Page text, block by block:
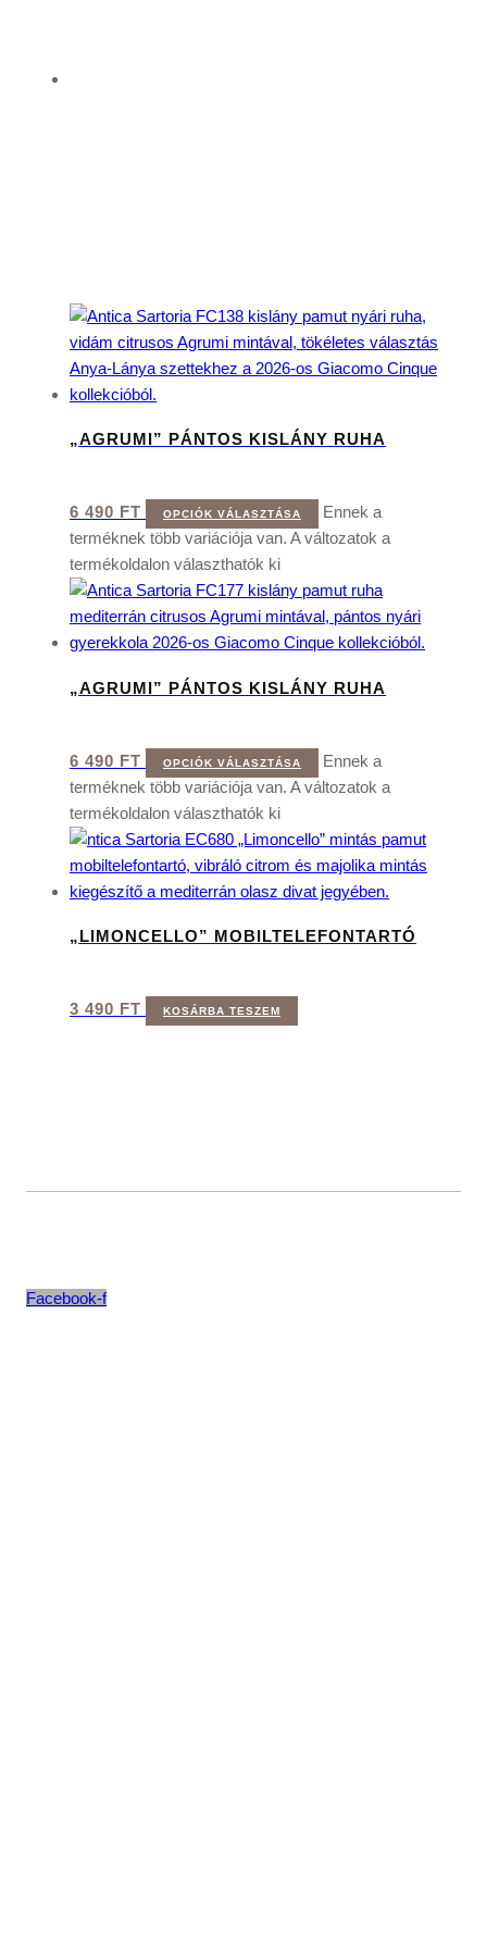
„AGRUMI” PÁNTOS KISLÁNY RUHA
6 490 FT OPCIÓK VÁLASZTÁSA
Ennek a
terméknek több variációja van. A változatok a
termékoldalon választhatók ki
„AGRUMI” PÁNTOS KISLÁNY RUHA
6 490 FT OPCIÓK VÁLASZTÁSA
Ennek a
terméknek több variációja van. A változatok a
termékoldalon választhatók ki
„LIMONCELLO” MOBILTELEFONTARTÓ
3 490 FT KOSÁRBA TESZEM
Facebook-f